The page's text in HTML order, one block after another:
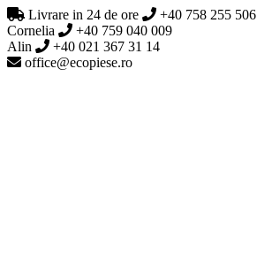
Livrare in 24 de ore
+40 758 255 506
Cornelia
+40 759 040 009
Alin
+40 021 367 31 14
office@ecopiese.ro